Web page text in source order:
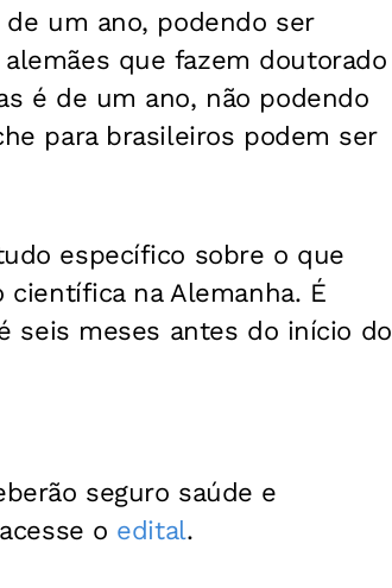
um ano, podendo ser
que fazem doutorado
é de um ano, não podendo
para brasileiros podem ser
específico sobre o que
na Alemanha. É
seis meses antes do início do
seguro saúde e
o edital.